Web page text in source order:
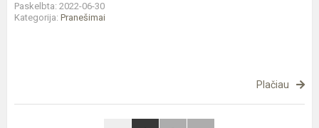
Paskelbta: 2022-06-30
Kategorija: Pranešimai
Plačiau